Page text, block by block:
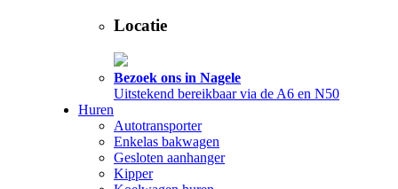
Locatie
Bezoek ons in Nagele
Uitstekend bereikbaar via de A6 en N50
Huren
Autotransporter
Enkelas bakwagen
Gesloten aanhanger
Kipper